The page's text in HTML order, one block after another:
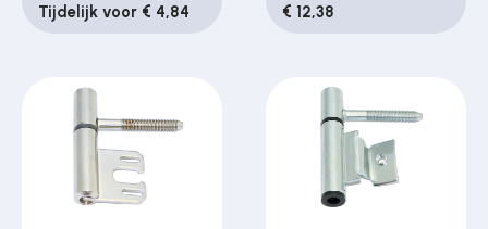
Tijdelijk voor € 4,84 € 12,38